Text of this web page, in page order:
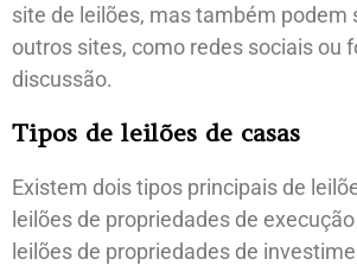
site de leilões, mas também podem
outros sites, como redes sociais ou
discussão.
Tipos de leilões de casas
Existem dois tipos principais de
leilões de propriedades de
leilões de propriedades de